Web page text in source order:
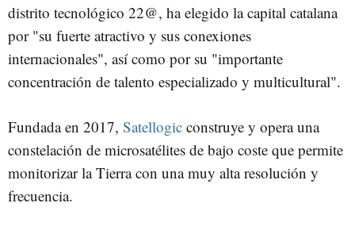
distrito tecnológico 22@, ha elegido la capital catalana
por "su fuerte atractivo y sus conexiones
internacionales", así como por su "importante
concentración de talento especializado y multicultural".
Fundada en 2017, Satellogic construye y opera una
constelación de microsatélites de bajo coste que permite
monitorizar la Tierra con una muy alta resolución y
frecuencia.